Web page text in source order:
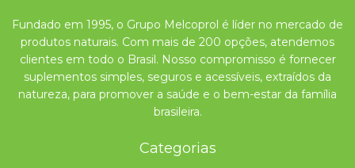
Fundado em 1995, o Grupo Melcoprol é líder no mercado de
produtos naturais. Com mais de 200 opções, atendemos
clientes em todo o Brasil. Nosso compromisso é fornecer
suplementos simples, seguros e acessíveis, extraídos da
natureza, para promover a saúde e o bem-estar da família
brasileira.
Categorias